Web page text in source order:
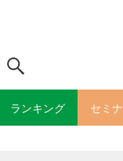
ランキング セミ